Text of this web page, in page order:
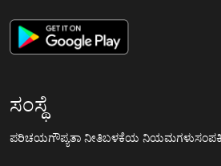
ಸಂಸ್ಥೆ
ಪರಿಚಯಗೌಪ್ಯತಾ ನೀತಿಬಳಕೆಯ ನಿಯಮಗಳು